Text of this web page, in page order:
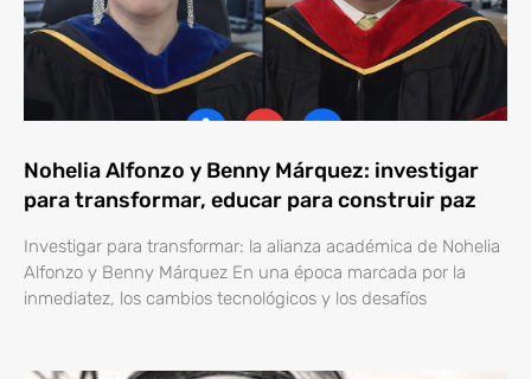
Nohelia Alfonzo y Benny Márquez: investigar
para transformar, educar para construir paz
Investigar para transformar: la alianza académica de Nohelia
Alfonzo y Benny Márquez En una época marcada por la
inmediatez, los cambios tecnológicos y los desafíos